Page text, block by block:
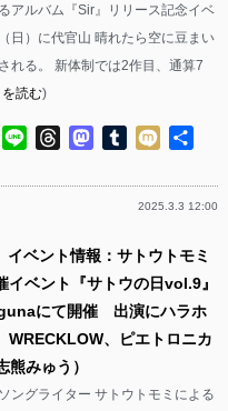
アルバム『Sir』リリース記念イベ
日）に代官山 晴れたら空に豆まい
れる。 新体制では2作目、通算7
読む)
TwitterLine ThreadsMastodon
Tumblr
Mixi
2025.3.3 12:00
イベント情報：サトウトモミ
イベント『サトウの日vol.9』
にて開催 出演にハラホ
WRECKLOW、ピエトロニカ
熊みゅう）
ングライター サトウトモミによる